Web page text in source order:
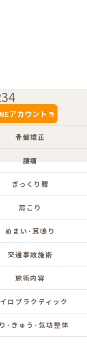
アカウント
骨盤矯正
腰痛
ぎっくり腰
肩こり
めまい･耳鳴り
交通事故施術
施術内容
ロプラクティック
･きゅう･気功整体